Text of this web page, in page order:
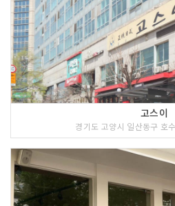
고스이
경기도 고양시 일산동구 호